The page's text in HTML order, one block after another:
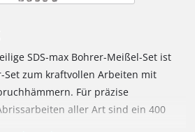
SDS-max Bohrer-Meißel-Set ist
Set zum kraftvollen Arbeiten mit
Für präzise
aller Art sind ein 400